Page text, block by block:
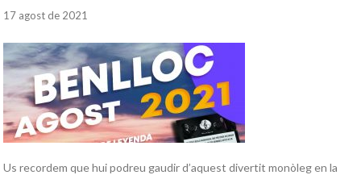
17 agost de 2021
Us recordem que hui podreu gaudir d’aquest divertit monòleg en la